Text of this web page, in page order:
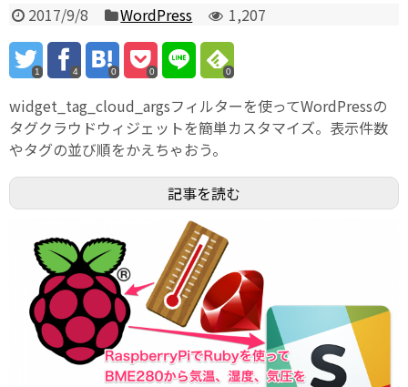
2017/9/8 WordPress 1,207
1 4 0 0 0
widget_tag_cloud_argsフィルターを使ってWordPressの
タグクラウドウィジェットを簡単カスタマイズ。表示件数
やタグの並び順をかえちゃおう。
記事を読む